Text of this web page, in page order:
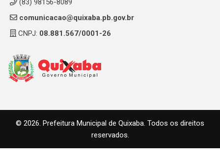
(83) 98156-8089
comunicacao@quixaba.pb.gov.br
CNPJ: 08.881.567/0001-26
© 2026. Prefeitura Municipal de Quixaba. Todos os direitos
reservados.